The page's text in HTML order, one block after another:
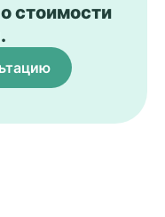
стоимости